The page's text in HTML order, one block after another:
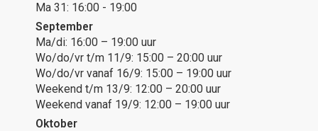
Ma 31: 16:00 - 19:00
September
Ma/di: 16:00 – 19:00 uur
Wo/do/vr t/m 11/9: 15:00 – 20:00 uur
Wo/do/vr vanaf 16/9: 15:00 – 19:00 uur
Weekend t/m 13/9: 12:00 – 20:00 uur
Weekend vanaf 19/9: 12:00 – 19:00 uur
Oktober